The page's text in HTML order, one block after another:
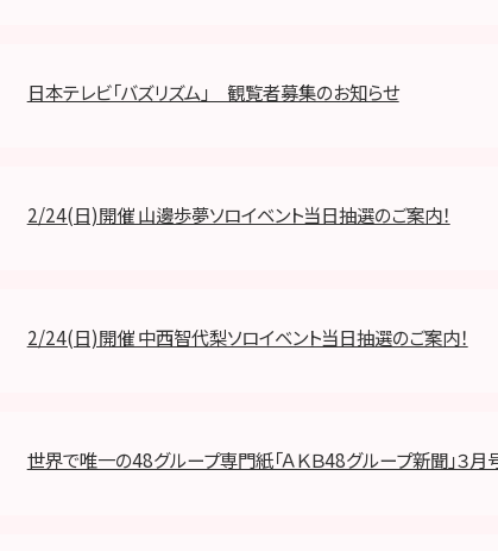
日本テレビ「バズリズム」 観覧者募集のお知らせ
2/24(日)開催 山邊歩夢ソロイベント当日抽選のご案内！
2/24(日)開催 中西智代梨ソロイベント当日抽選のご案内！
世界で唯一の48グループ専門紙「ＡＫＢ48グループ新聞」３月